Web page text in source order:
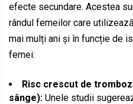
efecte secundare. Acestea
rândul femeilor care
mai mulți ani și în funcție de
femei:
Risc crescut de
sânge): Unele studii